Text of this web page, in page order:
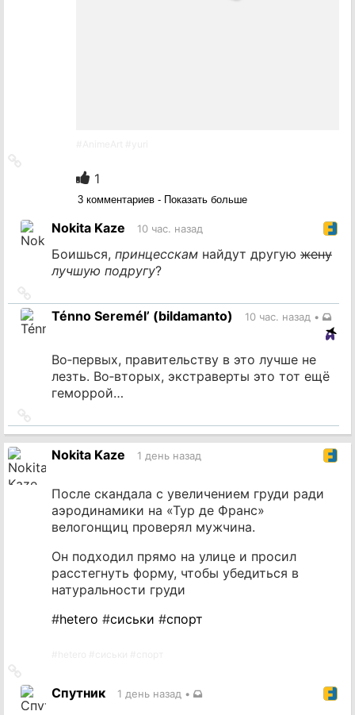
1
3 комментариев - Показать больше
Nokita Kaze 10 час. назад
Боишься, принцесскам найдут другую жену
лучшую подругу?
на
источник
Ténno Seremél’ (bildamanto) 10 час. назад •
Во‐первых, правительству в это лучше не
лезть. Во‐вторых, экстраверты это тот ещё
геморрой…
на
источник
Nokita Kaze 1 день назад
После скандала с увеличением груди ради
аэродинамики на «Тур де Франс»
велогонщиц проверял мужчина.
Он подходил прямо на улице и просил
расстегнуть форму, чтобы убедиться в
натуральности груди
#hetero #сиськи #спорт
на
источникСпутник 1 день назад •